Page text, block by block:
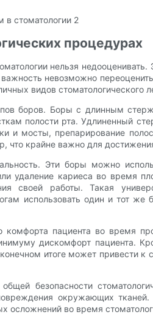
процедурах
нельзя
невозможно
видов стоматологического
боров. Боры с длинным
полости рта. Удлиненный
и мосты, препарирование
крайне важно для
Эти боры можно
удаление кариеса во время
своей работы. Такая
использовать один и тот
комфорта пациента во время
дискомфорт пациента.
итоге может привести к
безопасности
окружающих тканей.
осложнений во время